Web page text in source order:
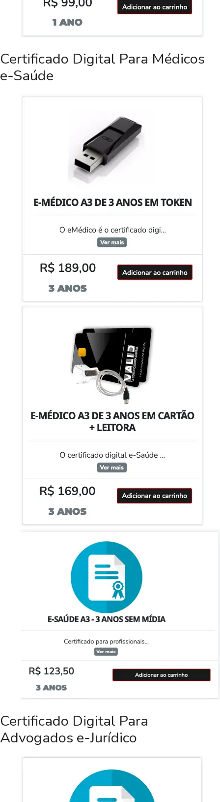
Certificado Digital Para Médicos
e-Saúde
Certificado Digital Para
Advogados e-Jurídico